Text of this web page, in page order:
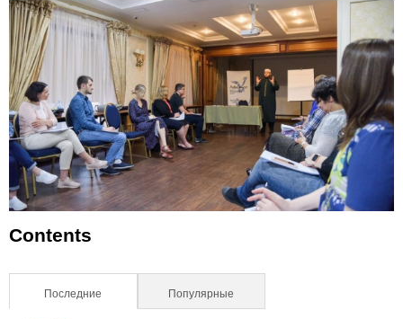
Contents
Последние (активная вкладка)Популярные